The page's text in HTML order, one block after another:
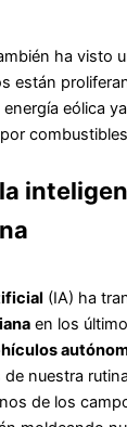
ha visto
están
eólica
(IA) ha
en los
nuestra
de los